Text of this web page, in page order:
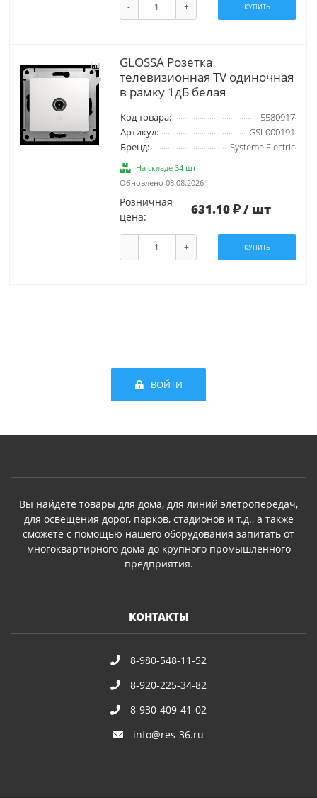
- + КУПИТЬ
GLOSSA Розетка
телевизионная TV одиночная
в рамку 1дБ белая
Код товара:
5580917
Артикул:
GSL000191
Бренд:
Systeme Electric
На складе 34 шт
Обновлено 08.08.2026
Розничная
цена:
631.10 / шт
- + КУПИТЬ
ВОЙТИ
Вы найдете товары для дома, для линий элетропередач,
для освещения дорог, парков, стадионов и т.д., а также
сможете с помощью нашего оборудования запитать от
многоквартирного дома до крупного промышленного
предприятия.
КОНТАКТЫ
8-980-548-11-52
8-920-225-34-82
8-930-409-41-02
info@res-36.ru